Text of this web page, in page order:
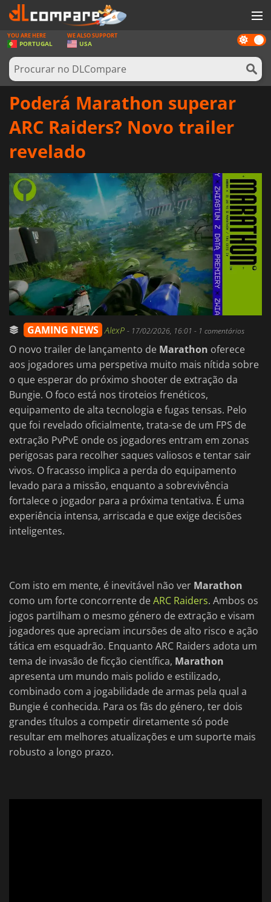
JOGOS
GAME CARDS
SOFTWARE
ENTRAR OU REGISTAR
Dark
mode
YOU ARE HERE
PORTUGAL
WE ALSO SUPPORT
USA
Poderá Marathon superar
ARC Raiders? Novo trailer
revelado
GAMING NEWS AlexP - 17/02/2026, 16:01 - 1 comentários
O novo trailer de lançamento de Marathon oferece
aos jogadores uma perspetiva muito mais nítida sobre
o que esperar do próximo shooter de extração da
Bungie. O foco está nos tiroteios frenéticos,
equipamento de alta tecnologia e fugas tensas. Pelo
que foi revelado oficialmente, trata-se de um FPS de
extração PvPvE onde os jogadores entram em zonas
perigosas para recolher saques valiosos e tentar sair
vivos. O fracasso implica a perda do equipamento
levado para a missão, enquanto a sobrevivência
fortalece o jogador para a próxima tentativa. É uma
experiência intensa, arriscada e que exige decisões
inteligentes.
Com isto em mente, é inevitável não ver Marathon
como um forte concorrente deARC Raiders. Ambos os
jogos partilham o mesmo género de extração e visam
jogadores que apreciam incursões de alto risco e ação
tática em esquadrão. Enquanto ARC Raiders adota um
tema de invasão de ficção científica, Marathon
apresenta um mundo mais polido e estilizado,
combinado com a jogabilidade de armas pela qual a
Bungie é conhecida. Para os fãs do género, ter dois
grandes títulos a competir diretamente só pode
resultar em melhores atualizações e um suporte mais
robusto a longo prazo.